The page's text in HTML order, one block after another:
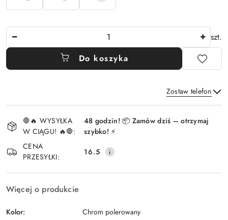
szt.
Do koszyka
Zostaw telefon
Wyślij
i
dostawa
🛑🔥 WYSYŁKA
W CIĄGU! 🔥🛑:
48 godzin! 📦 Zamów dziś – otrzymaj
szybko! ⚡
CENA
PRZESYŁKI:
16.5
Więcej o produkcie
Kolor:
Chrom polerowany